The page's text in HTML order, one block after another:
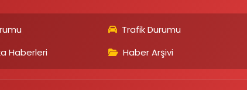
Trafik Durumu
Haberleri Haber Arşivi